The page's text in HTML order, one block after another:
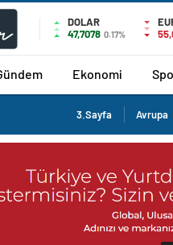
DOLAR
47,7078 0.17%
Ekonomi
3.Sayfa Avrupa